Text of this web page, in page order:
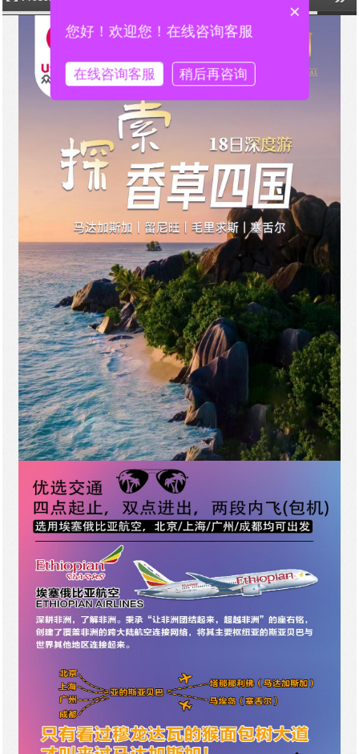
×
您好！欢迎您！在线咨询客服
在线咨询客服 稍后再咨询